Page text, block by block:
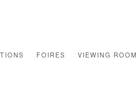
FOIRES VIEWING ROOM